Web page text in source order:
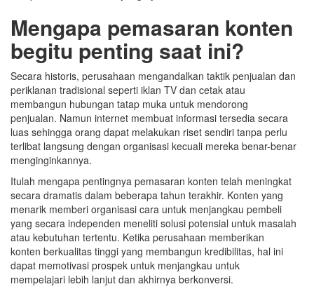
Mengapa pemasaran konten
begitu penting saat ini?
Secara historis, perusahaan mengandalkan taktik penjualan dan
periklanan tradisional seperti iklan TV dan cetak atau
membangun hubungan tatap muka untuk mendorong
penjualan. Namun internet membuat informasi tersedia secara
luas sehingga orang dapat melakukan riset sendiri tanpa perlu
terlibat langsung dengan organisasi kecuali mereka benar-benar
menginginkannya.
Itulah mengapa pentingnya pemasaran konten telah meningkat
secara dramatis dalam beberapa tahun terakhir. Konten yang
menarik memberi organisasi cara untuk menjangkau pembeli
yang secara independen meneliti solusi potensial untuk masalah
atau kebutuhan tertentu. Ketika perusahaan memberikan
konten berkualitas tinggi yang membangun kredibilitas, hal ini
dapat memotivasi prospek untuk menjangkau untuk
mempelajari lebih lanjut dan akhirnya berkonversi.